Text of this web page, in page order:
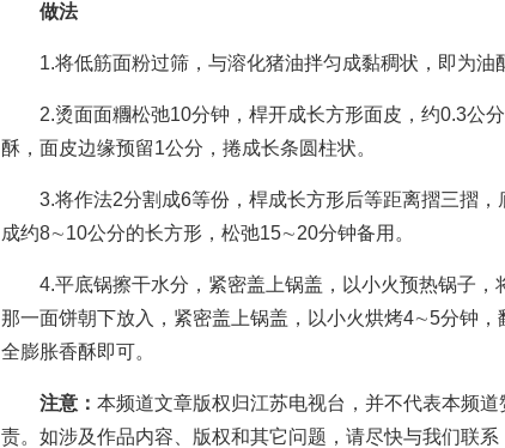
做法
1.将低筋面粉过筛，与溶化猪油拌匀成黏稠状，即为油
2.烫面面糰松弛10分钟，桿开成长方形面皮，约0.3公分
酥，面皮边缘预留1公分，捲成长条圆柱状。
3.将作法2分割成6等份，桿成长方形后等距离摺三摺，
成约8∼10公分的长方形，松弛15∼20分钟备用。
4.平底锅擦干水分，紧密盖上锅盖，以小火预热锅子，
那一面饼朝下放入，紧密盖上锅盖，以小火烘烤4∼5分钟
全膨胀香酥即可。
注意： 本频道文章版权归江苏电视台，并不代表本频
责。如涉及作品内容、版权和其它问题，请尽快与我们联